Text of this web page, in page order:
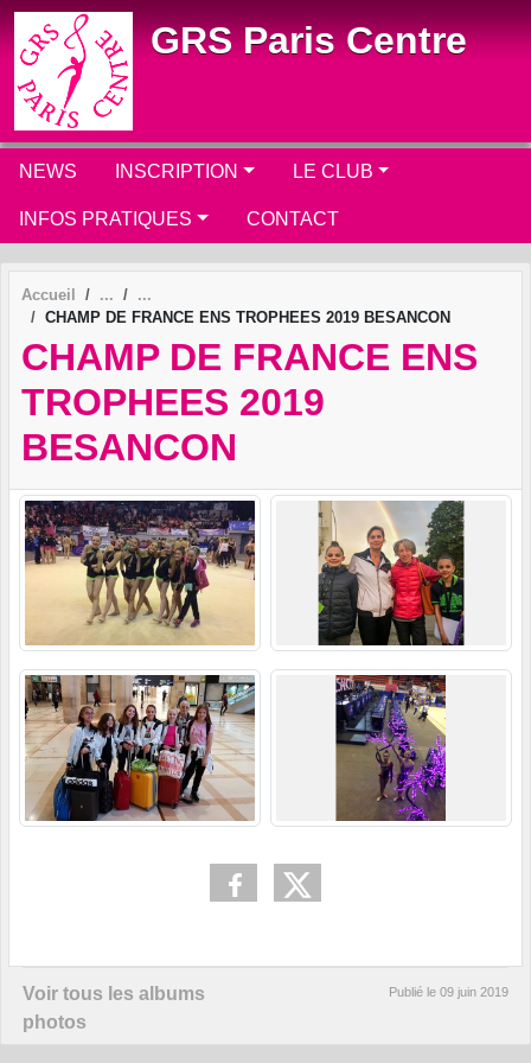
GRS Paris Centre
NEWS INSCRIPTION LE CLUB
INFOS PRATIQUES CONTACT
Accueil
CHAMP DE FRANCE ENS TROPHEES 2019 BESANCON
CHAMP DE FRANCE ENS
TROPHEES 2019
BESANCON
Voir tous les albums
photos
Publié le 09 juin 2019
Panneau de gestion des cookies